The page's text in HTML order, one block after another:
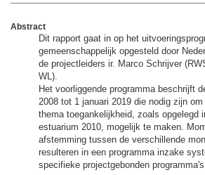
Abstract
Dit rapport gaat in op het
gemeenschappelijk opgesteld door
de projectleiders ir. Marco Schrijver
WL).
Het voorliggende programma beschrijft
2008 tot 1 januari 2019 die nodig zijn
thema toegankelijkheid, zoals opgelegd
estuarium 2010, mogelijk te maken.
afstemming tussen de verschillende
resulteren in een programma inzake
specifieke projectgebonden